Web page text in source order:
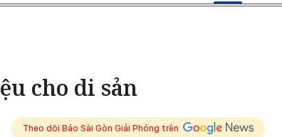
cho di sản
Theo dõi Báo Sài Gòn Giải Phóng trên